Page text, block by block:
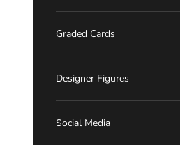
Graded Cards
Designer Figures
Social Media